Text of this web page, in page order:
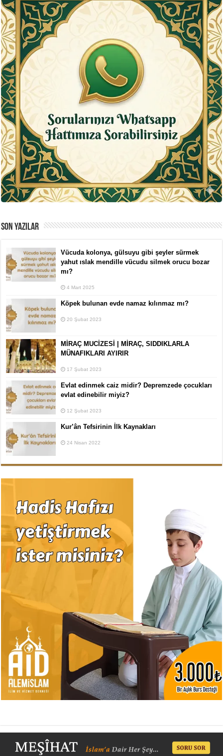
SON YAZILAR
Vücuda kolonya, gülsuyu gibi şeyler sürmek
yahut ıslak mendille vücudu silmek orucu bozar
mı?
4 Mart 2025
Köpek bulunan evde namaz kılınmaz mı?
20 Şubat 2023
MİRAÇ MUCİZESİ | MİRAÇ, SIDDIKLARLA
MÜNAFIKLARI AYIRIR
17 Şubat 2023
Evlat edinmek caiz midir? Depremzede çocukları
evlat edinebilir miyiz?
12 Şubat 2023
Kur’ân Tefsirinin İlk Kaynakları
24 Nisan 2022